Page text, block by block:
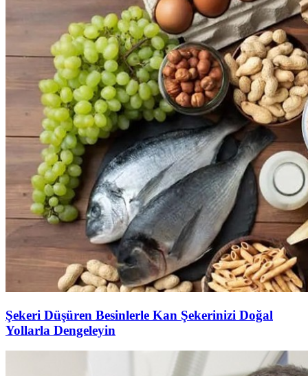
Şekeri Düşüren Besinlerle Kan Şekerinizi Doğal
Yollarla Dengeleyin